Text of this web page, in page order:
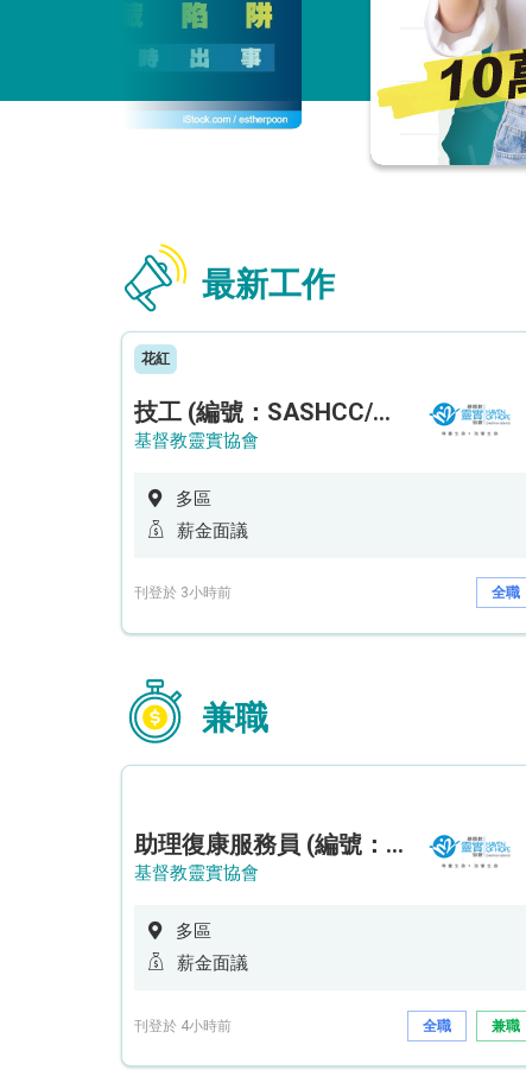
最新工作
花紅
技工 (編號：SASHCC/A/CTE)
基督教靈實協會
多區
薪金面議
刊登於 3小時前 全職
兼職
助理復康服務員 (編號：RSD/ARSW/CTE)
基督教靈實協會
多區
薪金面議
刊登於 4小時前 全職 兼職